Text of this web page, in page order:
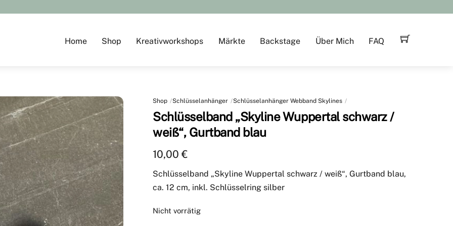
Home Shop Kreativworkshops Märkte Backstage Über Mich FAQ
Shop Schlüsselanhänger Schlüsselanhänger Webband Skylines
Schlüsselband „Skyline Wuppertal schwarz /
weiß“, Gurtband blau
10,00€
Schlüsselband „Skyline Wuppertal schwarz / weiß“, Gurtband blau,
ca. 12 cm, inkl. Schlüsselring silber
Nicht vorrätig